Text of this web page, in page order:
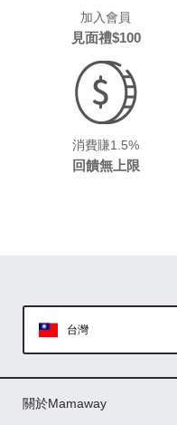
加入會員
見面禮$100
消費賺1.5%
回饋無上限
台灣
印尼
關於Mamaway